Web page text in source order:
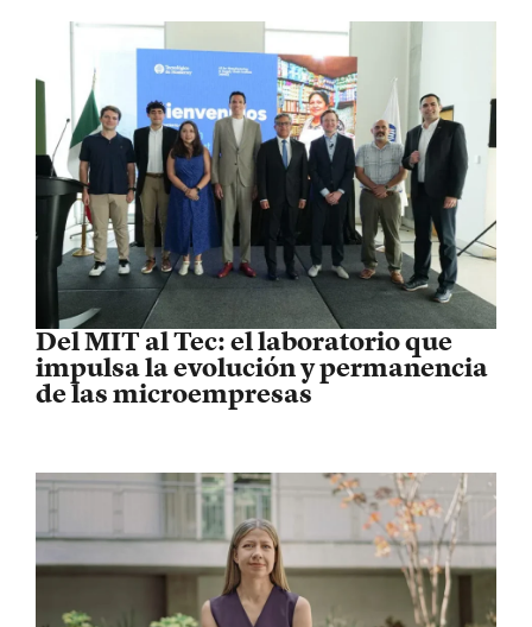
Del MIT al Tec: el laboratorio que
impulsa la evolución y permanencia
de las microempresas